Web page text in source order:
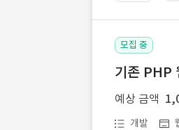
모집 중
기존 PHP
예상 금액
개발